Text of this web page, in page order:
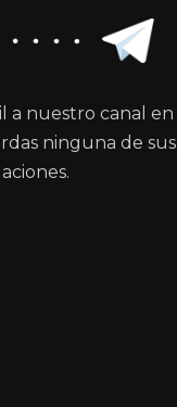
a nuestro canal en
ninguna de sus